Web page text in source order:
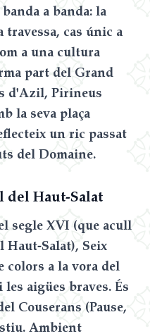
a banda: la
cas únic a
a una cultura
part del Grand
d'Azil, Pirineus
la seva plaça
un ric passat
del Domaine.
del Haut-Salat
segle XVI (que acull
Haut-Salat), Seix
colors a la vora del
aigües braves. És
Couserans (Pause,
Ambient